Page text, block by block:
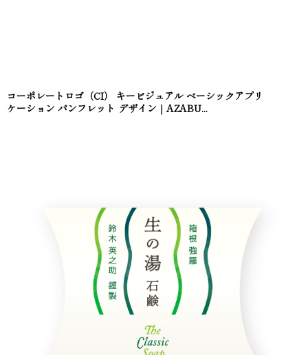
コーポレートロゴ（CI） キービジュアル ベーシックアプリ
ケーション パンフレット デザイン｜AZABU...